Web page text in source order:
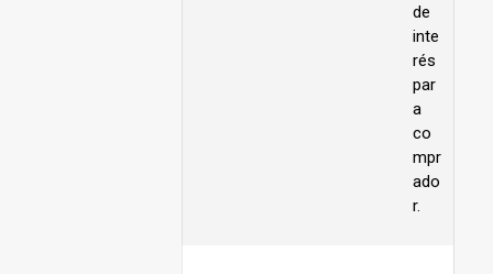
de
inte
rés
par
a
co
mpr
ado
r.